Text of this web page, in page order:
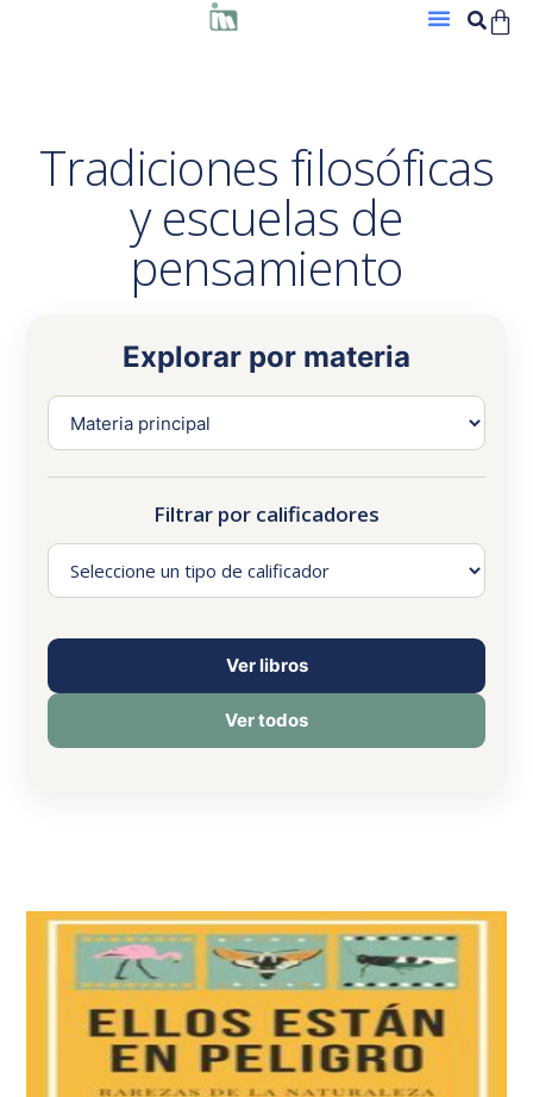
Tradiciones filosóficas
y escuelas de
pensamiento
Explorar por materia
Filtrar por calificadores
Ver libros
Ver todos